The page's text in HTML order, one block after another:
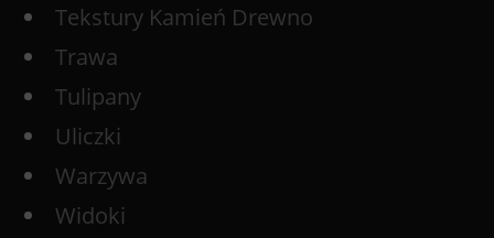
Tekstury Kamień Drewno
Trawa
Tulipany
Uliczki
Warzywa
Widoki